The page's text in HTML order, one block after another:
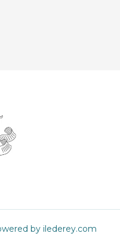
by ilederey.com